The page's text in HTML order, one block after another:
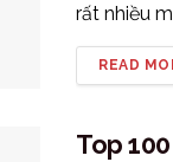
rất nhiều
READ
Top